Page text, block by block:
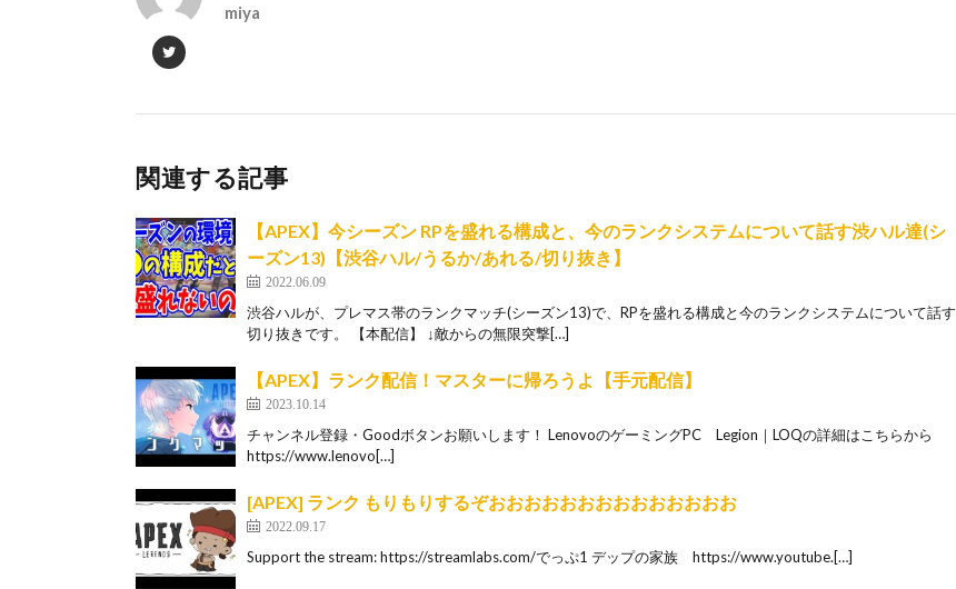
miya
関連する記事
【APEX】今シーズン RPを盛れる構成と、今のランクシステムについて話す渋ハル達(シ
ーズン13)【渋谷ハル/うるか/あれる/切り抜き】
2022.06.09
渋谷ハルが、プレマス帯のランクマッチ(シーズン13)で、RPを盛れる構成と今のランクシステムについて話す
切り抜きです。 【本配信】 ↓敵からの無限突撃[…]
【APEX】ランク配信！マスターに帰ろうよ【手元配信】
2023.10.14
チャンネル登録・Goodボタンお願いします！ LenovoのゲーミングPC Legion｜LOQの詳細はこちらから
https://www.lenovo[…]
[APEX] ランク もりもりするぞおおおおおおおおおおおおおお
2022.09.17
Support the stream: https://streamlabs.com/でっぷ1 デップの家族 https://www.youtube.[…]